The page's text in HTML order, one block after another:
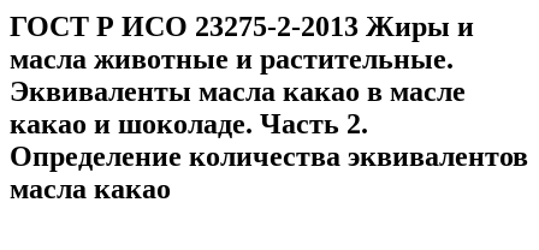
ГОСТ Р ИСО 23275-2-2013 Жиры и
масла животные и растительные.
Эквиваленты масла какао в масле
какао и шоколаде. Часть 2.
Определение количества эквивалентов
масла какао